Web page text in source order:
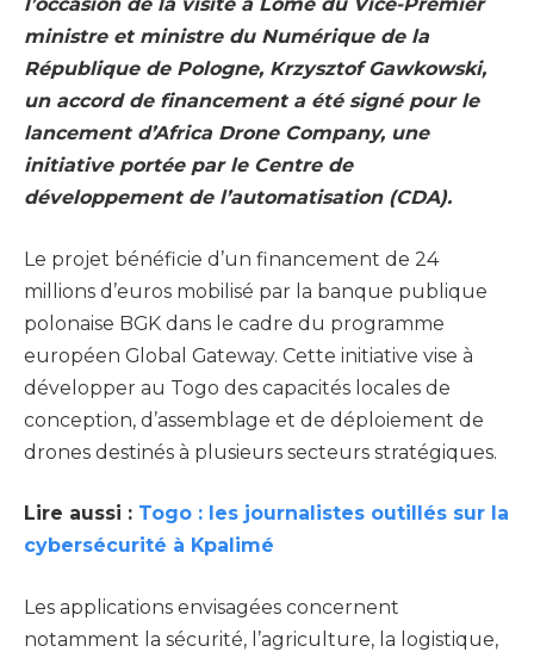
ministre et ministre du Numérique de la
République de Pologne, Krzysztof Gawkowski,
un accord de financement a été signé pour le
lancement d’Africa Drone Company, une
initiative portée par le Centre de
développement de l’automatisation (CDA).
Le projet bénéficie d’un financement de 24
millions d’euros mobilisé par la banque publique
polonaise BGK dans le cadre du programme
européen Global Gateway. Cette initiative vise à
développer au Togo des capacités locales de
conception, d’assemblage et de déploiement de
drones destinés à plusieurs secteurs stratégiques.
Lire aussi : Togo : les journalistes outillés sur la
cybersécurité à Kpalimé
Les applications envisagées concernent
notamment la sécurité, l’agriculture, la logistique,